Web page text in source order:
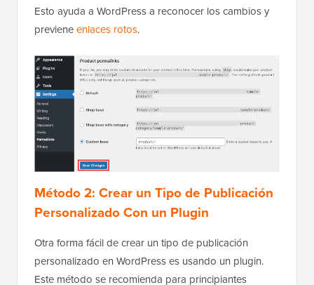
Esto ayuda a WordPress a reconocer los cambios y
previeneenlaces rotos.
Método 2: Crear un Tipo de Publicación
Personalizado Con un Plugin
Otra forma fácil de crear un tipo de publicación
personalizado en WordPress es usando un plugin.
Este método se recomienda para principiantes